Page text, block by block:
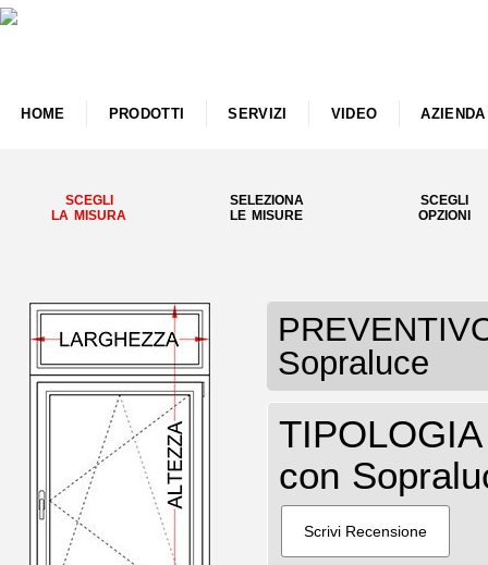
HOME PRODOTTI SERVIZI VIDEO AZIENDA
SCEGLI
LA MISURA
SELEZIONA
LE MISURE
SCEGLI
OPZIONI
Sopraluce
con